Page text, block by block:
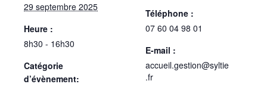
29 septembre 2025
Heure :
8h30 - 16h30
Catégorie
d’évènement:
Téléphone :
07 60 04 98 01
E-mail :
accueil.gestion@syltie
.fr